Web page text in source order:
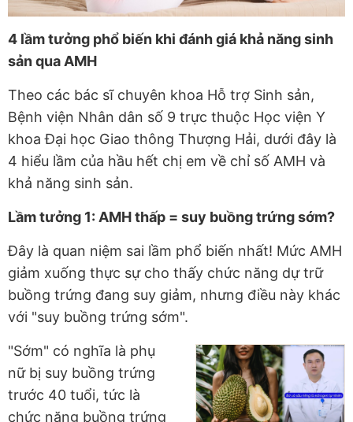
4 lầm tưởng phổ biến khi đánh giá khả năng sinh
sản qua AMH
Theo các bác sĩ chuyên khoa Hỗ trợ Sinh sản,
Bệnh viện Nhân dân số 9 trực thuộc Học viện Y
khoa Đại học Giao thông Thượng Hải, dưới đây là
4 hiểu lầm của hầu hết chị em về chỉ số AMH và
khả năng sinh sản.
Lầm tưởng 1: AMH thấp = suy buồng trứng sớm?
Đây là quan niệm sai lầm phổ biến nhất! Mức AMH
giảm xuống thực sự cho thấy chức năng dự trữ
buồng trứng đang suy giảm, nhưng điều này khác
với "suy buồng trứng sớm".
"Sớm" có nghĩa là phụ
nữ bị suy buồng trứng
trước 40 tuổi, tức là
chức năng buồng trứng